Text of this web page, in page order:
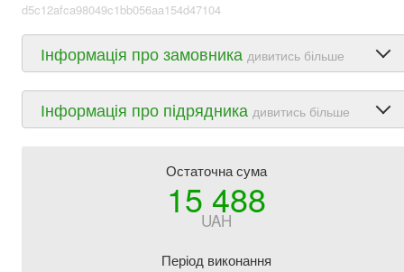
d5c12afca98049c1bb056aa154d47104
Інформація про замовника дивитись більше
Інформація про підрядника дивитись більше
Остаточна сума
15 488
UAH
Період виконання